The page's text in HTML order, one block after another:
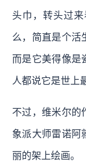
头巾，转头过
么，简直是个活
而是它美得像是
人都说它是世上
不过，维米尔的
象派大师雷诺阿
丽的架上绘画。